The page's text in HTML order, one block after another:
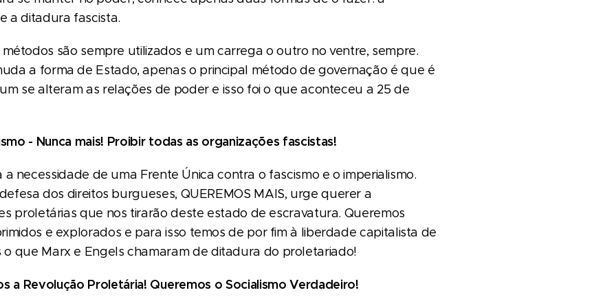
a ditadura fascista.
são sempre utilizados e um carrega o outro no ventre, sempre.
a forma de Estado, apenas o principal método de governação é que é
se alteram as relações de poder e isso foi o que aconteceu a 25 de
- Nunca mais! Proibir todas as organizações fascistas!
necessidade de uma Frente Única contra o fascismo e o imperialismo.
dos direitos burgueses, QUEREMOS MAIS, urge querer a
proletárias que nos tirarão deste estado de escravatura. Queremos
e explorados e para isso temos de por fim à liberdade capitalista de
que Marx e Engels chamaram de ditadura do proletariado!
a Revolução Proletária! Queremos o Socialismo Verdadeiro!